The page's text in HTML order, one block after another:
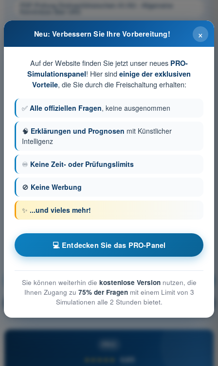
PDF-Prüfung Drohnenführerschein A1/A3 - Allgemeine
Allgemeine Kenntnisse über UAS Ausbildung!
🔒 PRO Erläuterung der Frage
4,6/5
×
Neu: Verbessern Sie Ihre Vorbereitung!
Auf der Website finden Sie jetzt unser neues PRO-
Simulationspanel! Hier sind einige der exklusiven
Vorteile, die Sie durch die Freischaltung erhalten:
✅ Alle offiziellen Fragen, keine ausgenommen
🧠 Erklärungen und Prognosen mit Künstlicher
Intelligenz
♾️ Keine Zeit- oder Prüfungslimits
🚫 Keine Werbung
✨ ...und vieles mehr!
💻 Entdecken Sie das PRO-Panel
Sie können weiterhin die kostenlose Versionnutzen, die
Ihnen Zugang zu 75% der Fragenmit einem Limit von 3
Simulationen alle 2 Stunden bietet.